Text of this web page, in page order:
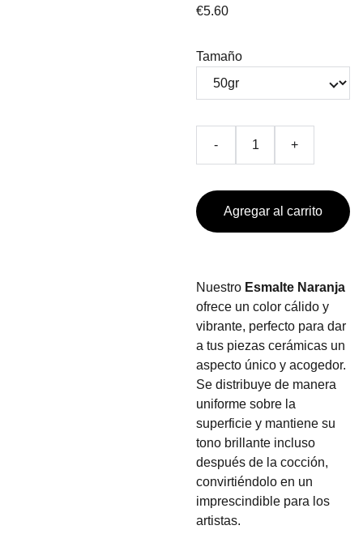
€5.60
Tamaño
- +
Agregar al carrito
Nuestro Esmalte Naranja
ofrece un color cálido y
vibrante, perfecto para dar
a tus piezas cerámicas un
aspecto único y acogedor.
Se distribuye de manera
uniforme sobre la
superficie y mantiene su
tono brillante incluso
después de la cocción,
convirtiéndolo en un
imprescindible para los
artistas.